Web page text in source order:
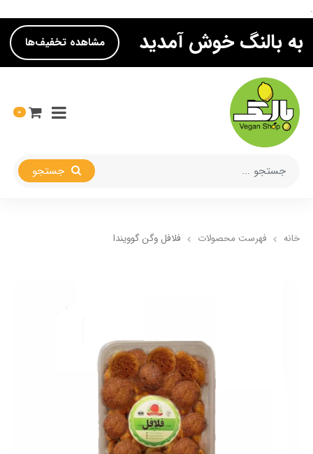
.
به بالنگ خوش آمدید مشاهده تخفیف‌ها
0
خانه فهرست محصولات فلافل وگن گوویندا